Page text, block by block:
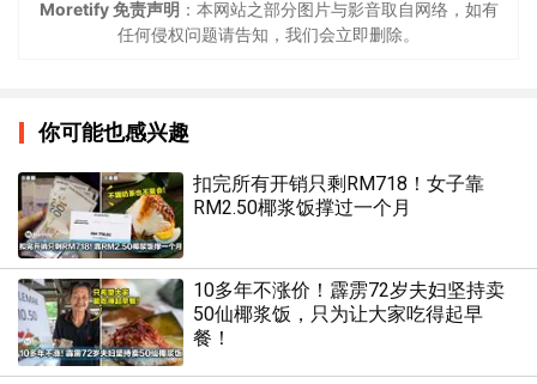
Moretify 免责声明 ：本网站之部分图片与影音取自网络，如有
任何侵权问题请告知，我们会立即删除。
你可能也感兴趣
扣完所有开销只剩RM718！女子靠
RM2.50椰浆饭撑过一个月
10多年不涨价！霹雳72岁夫妇坚持卖
50仙椰浆饭，只为让大家吃得起早
餐！